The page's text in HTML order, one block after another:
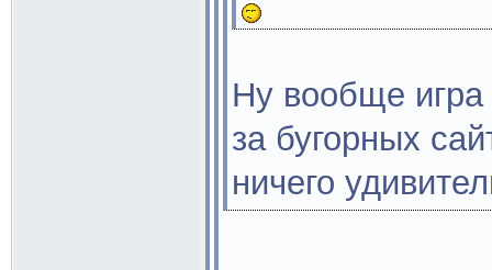
Ну вообще игра
за бугорных
ничего